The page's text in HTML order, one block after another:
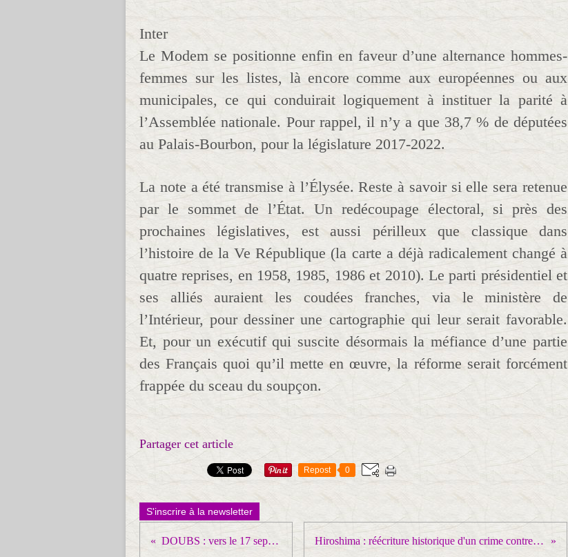
Inter
Le Modem se positionne enfin en faveur d’une alternance hommes-
femmes sur les listes, là encore comme aux européennes ou aux
municipales, ce qui conduirait logiquement à instituer la parité à
l’Assemblée nationale. Pour rappel, il n’y a que 38,7 % de députées
au Palais-Bourbon, pour la législature 2017-2022.
La note a été transmise à l’Élysée. Reste à savoir si elle sera retenue
par le sommet de l’État. Un redécoupage électoral, si près des
prochaines législatives, est aussi périlleux que classique dans
l’histoire de la Ve République (la carte a déjà radicalement changé à
quatre reprises, en 1958, 1985, 1986 et 2010). Le parti présidentiel et
ses alliés auraient les coudées franches, via le ministère de
l’Intérieur, pour dessiner une cartographie qui leur serait favorable.
Et, pour un exécutif qui suscite désormais la méfiance d’une partie
des Français quoi qu’il mette en œuvre, la réforme serait forcément
frappée du sceau du soupçon.
Partager cet article
Repost 0
S'inscrire à la newsletter
DOUBS : vers le 17 septembre ! Hiroshima : réécriture historique d'un crime contre l'humanité !